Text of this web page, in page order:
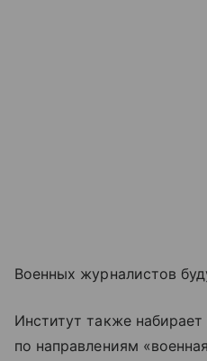
Военных журналистов
Институт также набирает
по направлениям